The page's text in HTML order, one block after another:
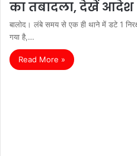
का तबादला, देखें आदेश
बालोद। लंबे समय से एक ही थाने में डटे 1
गया है,…
Read More »